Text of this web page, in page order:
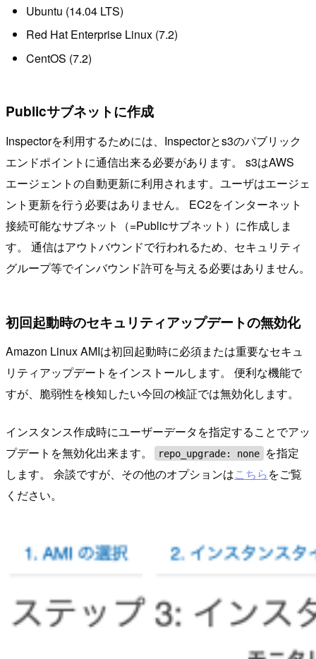
Ubuntu (14.04 LTS)
Red Hat Enterprise Linux (7.2)
CentOS (7.2)
Publicサブネットに作成
Inspectorを利用するためには、Inspectorとs3のパブリック
エンドポイントに通信出来る必要があります。 s3はAWS
エージェントの自動更新に利用されます。ユーザはエージェ
ント更新を行う必要はありません。 EC2をインターネット
接続可能なサブネット（=Publicサブネット）に作成しま
す。 通信はアウトバウンドで行われるため、セキュリティ
グループ等でインバウンド許可を与える必要はありません。
初回起動時のセキュリティアップデートの無効化
Amazon Linux AMIは初回起動時に必須または重要なセキュ
リティアップデートをインストールします。 便利な機能で
すが、脆弱性を検知したい今回の検証では無効化します。
インスタンス作成時にユーザーデータを指定することでアッ
プデートを無効化出来ます。
repo_upgrade: none
を指定
します。 余談ですが、その他のオプションはこちらをご覧
ください。